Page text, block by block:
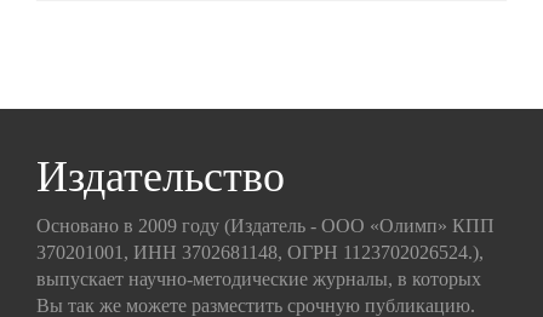
Издательство
Основано в 2009 году (Издатель - ООО «Олимп» КПП
370201001, ИНН 3702681148, ОГРН 1123702026524.),
выпускает научно-методические журналы, в которых
Вы так же можете разместить срочную публикацию.